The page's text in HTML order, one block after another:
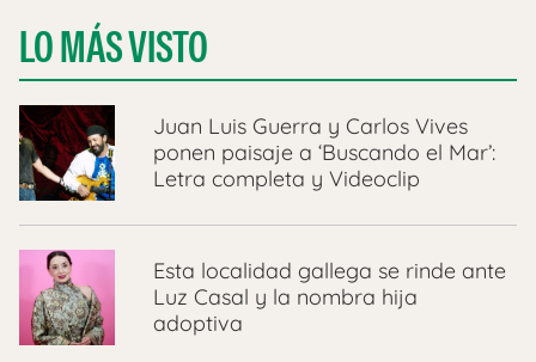
LO MÁS VISTO
Juan Luis Guerra y Carlos Vives
ponen paisaje a ‘Buscando el Mar’:
Letra completa y Videoclip
Esta localidad gallega se rinde ante
Luz Casal y la nombra hija
adoptiva